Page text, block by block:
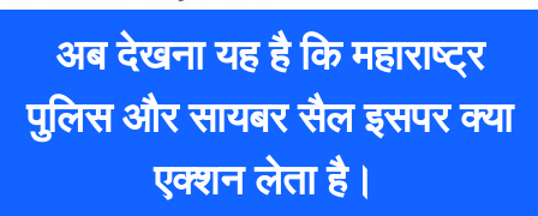
अब देखना यह है कि महाराष्ट्र
पुलिस और सायबर सैल इसपर क्या
एक्शन लेता है।